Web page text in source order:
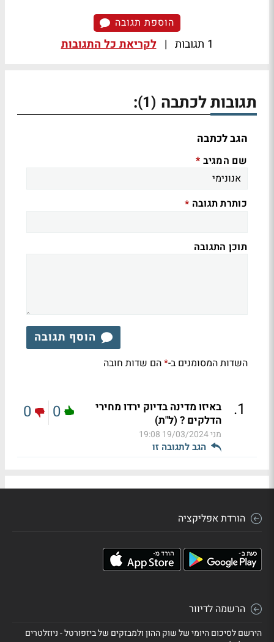
הוספת תגובה
1 תגובות | לקריאת כל התגובות
תגובות לכתבה (1)
:
הגב לכתבה
שם המגיב *
כותרת תגובה *
תוכן התגובה
הוסף תגובה
השדות המסומנים ב-*הם שדות חובה
1
.
באיזו מדינה בדיוק ירדו מחירי
הדלקים ? (ל"ת)
מני19/03/2024 19:08
הגב לתגובה זו
0
0
הורדת אפליקציה
הרשמה לדיוור
הירשם לסיכום היומי של שוק ההון ולמבזקים של ביזפורטל - ניוזלטרים